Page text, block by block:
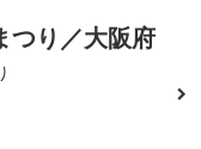
つり／大阪府